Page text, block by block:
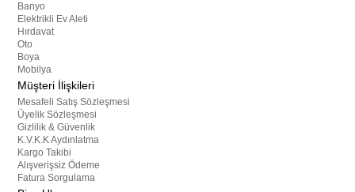
Banyo
Elektrikli Ev Aleti
Hırdavat
Oto
Boya
Mobilya
Müşteri İlişkileri
Mesafeli Satış Sözleşmesi
Üyelik Sözleşmesi
Gizlilik & Güvenlik
K.V.K.K Aydınlatma
Kargo Takibi
Alışverişsiz Ödeme
Fatura Sorgulama